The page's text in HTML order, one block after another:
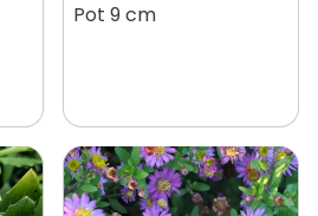
Pot 9 cm